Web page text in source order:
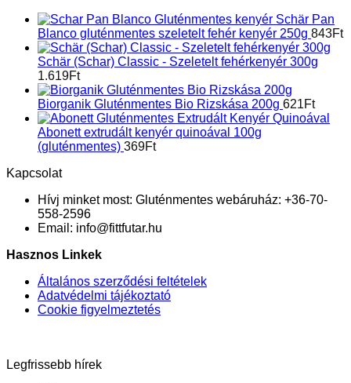
Schär Pan
Blanco gluténmentes szeletelt fehér kenyér 250g 843Ft
Schär (Schar) Classic - Szeletelt fehérkenyér 300g
1.619Ft
Biorganik Gluténmentes Bio Rizskása 200g 621Ft
Abonett extrudált kenyér quinoával 100g
(gluténmentes) 369Ft
Kapcsolat
Hívj minket most: Gluténmentes webáruház: +36-70-
558-2596
Email: info@fittfutar.hu
Hasznos Linkek
Általános szerződési feltételek
Adatvédelmi tájékoztató
Cookie figyelmeztetés
Legfrissebb hírek